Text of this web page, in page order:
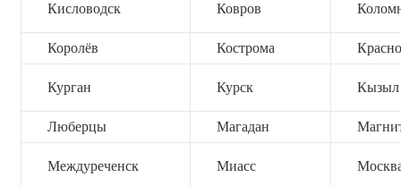
Кисловодск Ковров
Королёв Кострома
Курган Курск Кызыл
Люберцы Магадан
Междуреченск Миасс